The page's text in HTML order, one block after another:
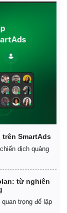
SmartAds
dịch quảng
từ nghiên
trọng để lập